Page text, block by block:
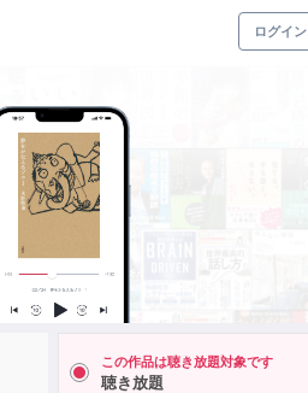
ログイン
この作品は聴き放題対象です
聴き放題